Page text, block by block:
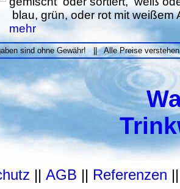
blau, grün, oder rot mit
mehr
sind ohne Gewähr! || Alle Preise
|| AGB || Referenzen